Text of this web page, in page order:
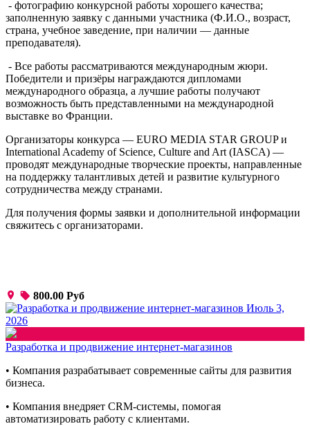
- фотографию конкурсной работы хорошего качества;
заполненную заявку с данными участника (Ф.И.О., возраст,
страна, учебное заведение, при наличии — данные
преподавателя).
- Все работы рассматриваются международным жюри.
Победители и призёры награждаются дипломами
международного образца, а лучшие работы получают
возможность быть представленными на международной
выставке во Франции.
Организаторы конкурса — EURO MEDIA STAR GROUP и
International Academy of Science, Culture and Art (IASCA) —
проводят международные творческие проекты, направленные
на поддержку талантливых детей и развитие культурного
сотрудничества между странами.
Для получения формы заявки и дополнительной информации
свяжитесь с организаторами.
800.00 Руб
Июль 3,
2026
Разработка и продвижение интернет-магазинов
• Компания разрабатывает современные сайты для развития
бизнеса.
• Компания внедряет CRM-системы, помогая
автоматизировать работу с клиентами.